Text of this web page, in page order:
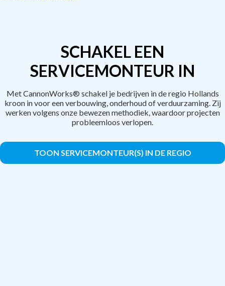
SCHAKEL EEN
SERVICEMONTEUR IN
Met CannonWorks® schakel je bedrijven in de regio Hollands
kroon in voor een verbouwing, onderhoud of verduurzaming. Zij
werken volgens onze bewezen methodiek, waardoor projecten
probleemloos verlopen.
TOON SERVICEMONTEUR(S) IN DE REGIO